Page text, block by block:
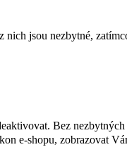
jsou nezbytné,
Bez
e-shopu, zobrazovat